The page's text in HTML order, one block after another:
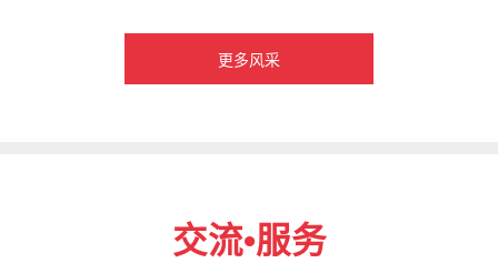
更多风采
交流•服务